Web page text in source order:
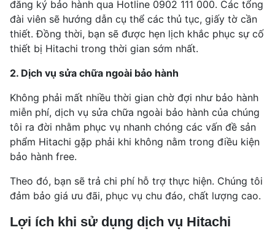
đăng ký bảo hành qua Hotline 0902 111 000. Các tổng
đài viên sẽ hướng dẫn cụ thể các thủ tục, giấy tờ cần
thiết. Đồng thời, bạn sẽ được hẹn lịch khắc phục sự cố
thiết bị Hitachi trong thời gian sớm nhất.
2. Dịch vụ sửa chữa ngoài bảo hành
Không phải mất nhiều thời gian chờ đợi như bảo hành
miễn phí, dịch vụ sửa chữa ngoài bảo hành của chúng
tôi ra đời nhằm phục vụ nhanh chóng các vấn đề sản
phẩm Hitachi gặp phải khi không nằm trong điều kiện
bảo hành free.
Theo đó, bạn sẽ trả chi phí hỗ trợ thực hiện. Chúng tôi
đảm bảo giá ưu đãi, phục vụ chu đáo, chất lượng cao.
Lợi ích khi sử dụng dịch vụ Hitachi